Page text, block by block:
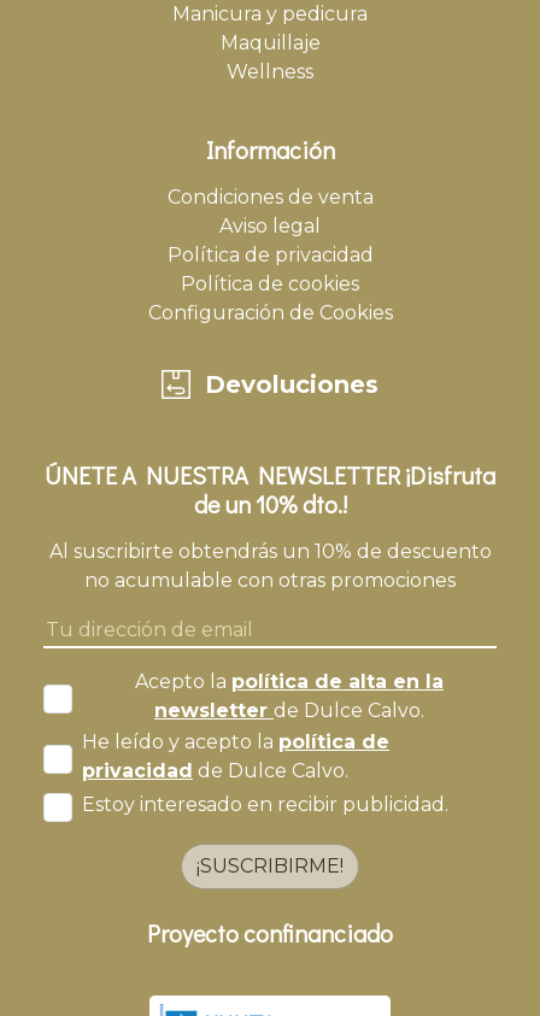
Manicura y pedicura
Maquillaje
Wellness
Información
Condiciones de venta
Aviso legal
Política de privacidad
Política de cookies
Configuración de Cookies
Devoluciones
ÚNETE A NUESTRA NEWSLETTER ¡Disfruta
de un 10% dto.!
Al suscribirte obtendrás un 10% de descuento
no acumulable con otras promociones
Acepto la política de alta en la
newsletter de Dulce Calvo.
He leído y acepto la política de
privacidad de Dulce Calvo.
Estoy interesado en recibir publicidad.
¡SUSCRIBIRME!
Proyecto confinanciado